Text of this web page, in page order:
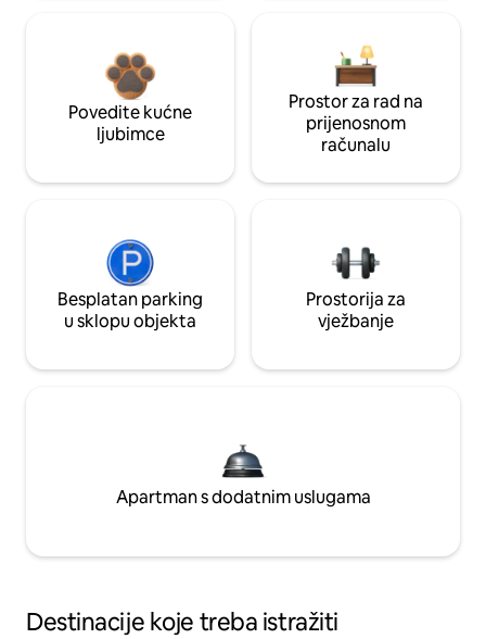
Povedite kućne
ljubimce
Prostor za rad na
prijenosnom
računalu
Besplatan parking
u sklopu objekta
Prostorija za
vježbanje
Apartman s dodatnim uslugama
Destinacije koje treba istražiti